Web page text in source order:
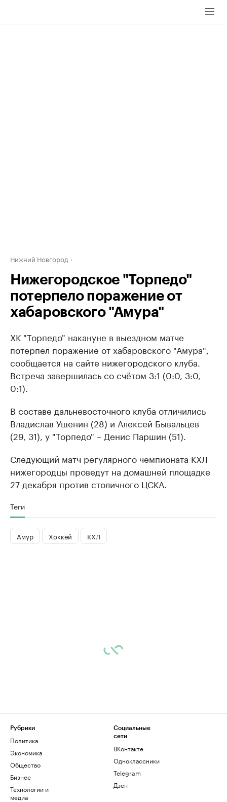
Нижний Новгород
Нижегородское "Торпедо"
потерпело поражение от
хабаровского "Амура"
ХК "Торпедо" накануне в выездном матче
потерпел поражение от хабаровского "Амура",
сообщается на сайте нижегородского клуба.
Встреча завершилась со счётом ​3:1 (0:0, 3:0,
0:1).
В составе дальневосточного клуба отличились
Владислав Ушенин (28) и Алексей Бывальцев
(29, 31), у "Торпедо" – Денис Паршин (51).
Следующий матч регулярного чемпионата КХЛ
нижегородцы проведут на домашней площадке
27 декабря против столичного ЦСКА.
Теги
Амур Хоккей КХЛ
Рубрики
Политика
Экономика
Общество
Бизнес
Технологии и
медиа
Социальные
сети
ВКонтакте
Одноклассники
Telegram
Дзен